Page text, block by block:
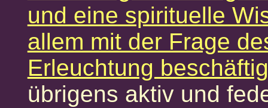
und eine spirituelle
allem mit der Frage
Erleuchtung
übrigens aktiv und